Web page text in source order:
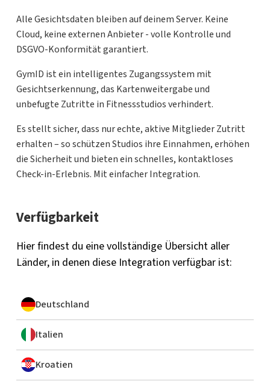
Alle Gesichtsdaten bleiben auf deinem Server. Keine
Cloud, keine externen Anbieter - volle Kontrolle und
DSGVO-Konformität garantiert.
GymID ist ein intelligentes Zugangssystem mit
Gesichtserkennung, das Kartenweitergabe und
unbefugte Zutritte in Fitnessstudios verhindert.
Es stellt sicher, dass nur echte, aktive Mitglieder Zutritt
erhalten – so schützen Studios ihre Einnahmen, erhöhen
die Sicherheit und bieten ein schnelles, kontaktloses
Check-in-Erlebnis. Mit einfacher Integration.
Verfügbarkeit
Hier findest du eine vollständige Übersicht aller
Länder, in denen diese Integration verfügbar ist:
Deutschland
Italien
Kroatien